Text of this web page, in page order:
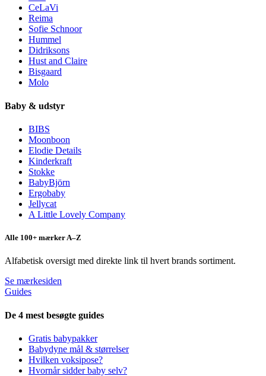
CeLaVi
Reima
Sofie Schnoor
Hummel
Didriksons
Hust and Claire
Bisgaard
Molo
Baby & udstyr
BIBS
Moonboon
Elodie Details
Kinderkraft
Stokke
BabyBjörn
Ergobaby
Jellycat
A Little Lovely Company
Alle 100+ mærker A–Z
Alfabetisk oversigt med direkte link til hvert brands sortiment.
Se mærkesiden
Guides
De 4 mest besøgte guides
Gratis babypakker
Babydyne mål & størrelser
Hvilken voksipose?
Hvornår sidder baby selv?